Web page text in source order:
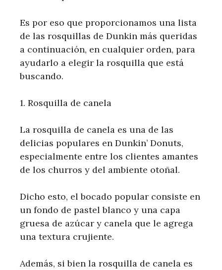
Es por eso que proporcionamos una lista
de las rosquillas de Dunkin más queridas
a continuación, en cualquier orden, para
ayudarlo a elegir la rosquilla que está
buscando.
1. Rosquilla de canela
La rosquilla de canela es una de las
delicias populares en Dunkin’ Donuts,
especialmente entre los clientes amantes
de los churros y del ambiente otoñal.
Dicho esto, el bocado popular consiste en
un fondo de pastel blanco y una capa
gruesa de azúcar y canela que le agrega
una textura crujiente.
Además, si bien la rosquilla de canela es